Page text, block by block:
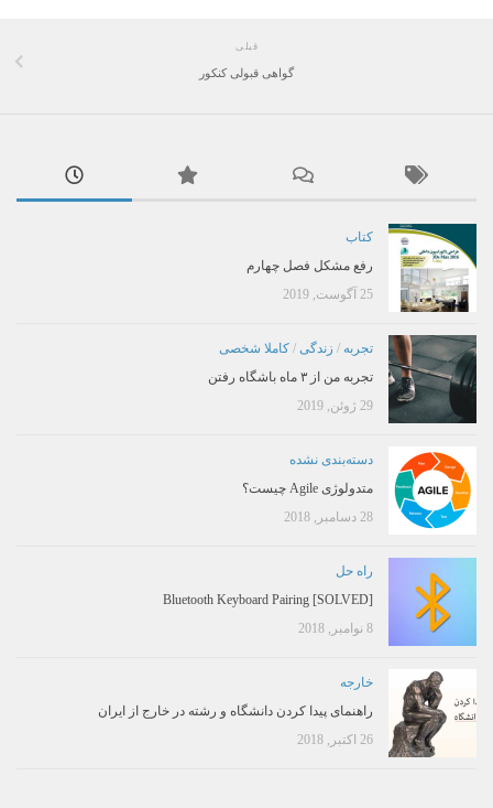
قبلی
گواهی قبولی کنکور
کتاب
رفع مشکل فصل چهارم
25 آگوست, 2019
تجربه / زندگی / کاملا شخصی
تجربه من از ۳ ماه باشگاه رفتن
29 ژوئن, 2019
دسته‌بندی نشده
متدولوژی Agile چیست؟
28 دسامبر, 2018
راه حل
[SOLVED] Bluetooth Keyboard Pairing
8 نوامبر, 2018
خارجه
راهنمای پیدا کردن دانشگاه و رشته در خارج از ایران
26 اکتبر, 2018